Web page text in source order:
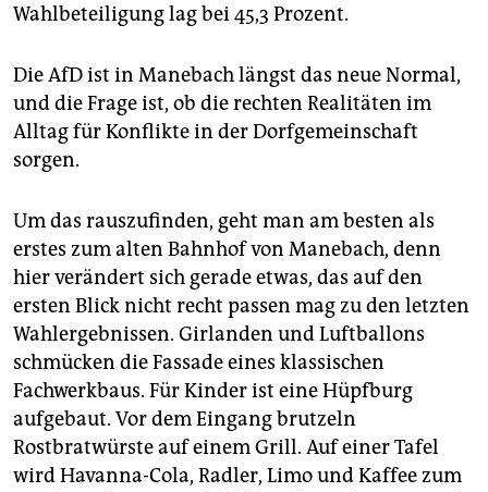
Wahlbeteiligung lag bei 45,3 Prozent.
Die AfD ist in Manebach längst das neue Normal,
und die Frage ist, ob die rechten Realitäten im
Alltag für Konflikte in der Dorfgemeinschaft
sorgen.
Um das rauszufinden, geht man am besten als
erstes zum alten Bahnhof von Manebach, denn
hier verändert sich gerade etwas, das auf den
ersten Blick nicht recht passen mag zu den letzten
Wahlergebnissen. Girlanden und Luftballons
schmücken die Fassade eines klassischen
Fachwerkbaus. Für Kinder ist eine Hüpfburg
aufgebaut. Vor dem Eingang brutzeln
Rostbratwürste auf einem Grill. Auf einer Tafel
wird Havanna-Cola, Radler, Limo und Kaffee zum